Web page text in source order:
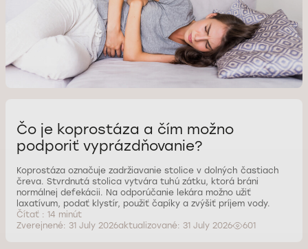
Čo je koprostáza a čím možno
podporiť vyprázdňovanie?
Koprostáza označuje zadržiavanie stolice v dolných častiach
čreva. Stvrdnutá stolica vytvára tuhú zátku, ktorá bráni
normálnej defekácii. Na odporúčanie lekára možno užiť
laxatívum, podať klystír, použiť čapíky a zvýšiť príjem vody.
Čítať : 14 minút
Zverejnené: 31 July 2026aktualizované: 31 July 2026 601